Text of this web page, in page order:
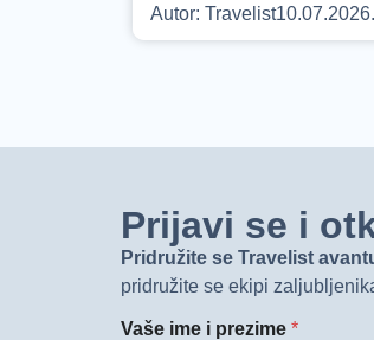
Autor: Travelist10.07.2026.
Prijavi se i
Pridružite se Travelist
pridružite se ekipi
Vaše ime i prezime *